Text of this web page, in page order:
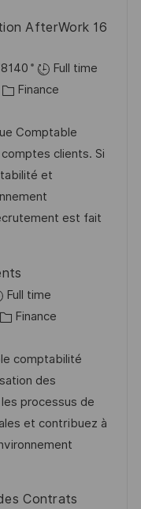
AfterWork 16
Full time
K
t
e
g
o
r
Finance
Comptable
clients. Si
et
est fait
Full time
K
e
g
o
Finance
comptabilité
des
processus de
et contribuez à
Contrats